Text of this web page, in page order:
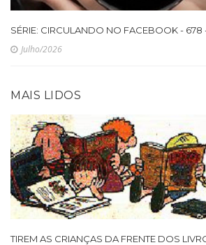
SÉRIE: CIRCULANDO NO FACEBOOK -
Julho/2026
MAIS LIDOS
TIREM AS CRIANÇAS DA FRENTE DOS